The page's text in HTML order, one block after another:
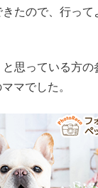
たので、行って
思っている方の
マでした。